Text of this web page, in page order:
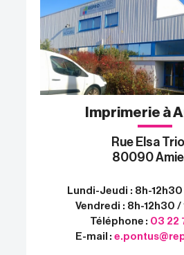
Imprimerie à
Rue Elsa
80090
Lundi-Jeudi : 8h-
Vendredi : 8h-12h30 /
Téléphone : 03 22
E-mail :